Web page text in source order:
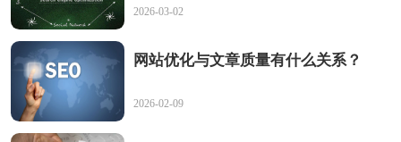
2026-03-02
网站优化与文章质量有什么关系？
2026-02-09